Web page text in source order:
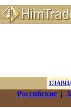
Российские|